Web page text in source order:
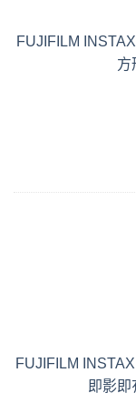
FUJIFILM
方
FUJIFILM
即影